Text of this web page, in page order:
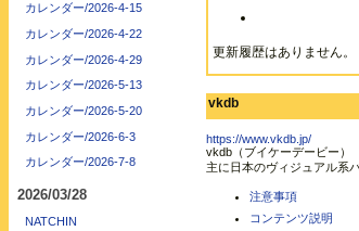
更新履歴はありません。
vkdb
https://www.vkdb.jp/
vkdb（ブイケーデービー）
主に日本のヴィジュアル系
注意事項
コンテンツ説明
カレンダー/2026-4-15
カレンダー/2026-4-22
カレンダー/2026-4-29
カレンダー/2026-5-13
カレンダー/2026-5-20
カレンダー/2026-6-3
カレンダー/2026-7-8
2026/03/28
NATCHIN